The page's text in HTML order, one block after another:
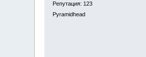
Репутация: 123
Pyramidhead